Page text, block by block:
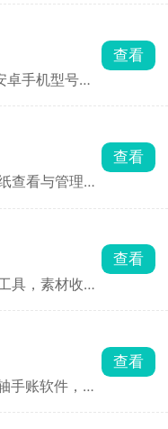
周或1个
动失效，所有
，确保隐私安
户可以在一个
账号，无需频
。还可以根据
类标签，方便
手机型号，
到Keynote的
、图片等，自
稿，再调节
地做出精妙的
查看
查看与管理工
、图案填
乱码问题，确
持双图同屏查
比。支持PDF
查看
具，素材收集
世界书。
、标颜色，离
风暴，输入一
设定、反派动
查看
手账软件，主
查看